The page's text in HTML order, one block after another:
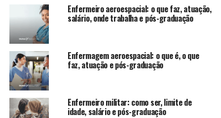
Enfermeiro aeroespacial: o que faz, atuação,
salário, onde trabalha e pós-graduação
Enfermagem aeroespacial​: o que é, o que
faz, atuação e pós-graduação
Enfermeiro militar: como ser, limite de
idade, salário e pós-graduação